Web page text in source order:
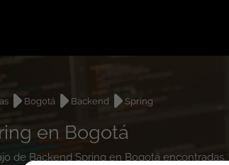
Bogotá Backend Spring
en Bogotá
de Backend Spring en Bogotá encontradas.